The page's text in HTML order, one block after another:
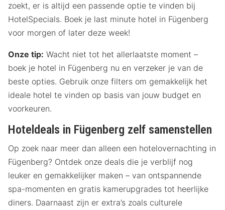
zoekt, er is altijd een passende optie te vinden bij
HotelSpecials. Boek je last minute hotel in Fügenberg
voor morgen of later deze week!
Onze tip: Wacht niet tot het allerlaatste moment –
boek je hotel in Fügenberg nu en verzeker je van de
beste opties. Gebruik onze filters om gemakkelijk het
ideale hotel te vinden op basis van jouw budget en
voorkeuren.
Hoteldeals in Fügenberg zelf samenstellen
Op zoek naar meer dan alleen een hotelovernachting in
Fügenberg? Ontdek onze deals die je verblijf nog
leuker en gemakkelijker maken – van ontspannende
spa-momenten en gratis kamerupgrades tot heerlijke
diners. Daarnaast zijn er extra’s zoals culturele